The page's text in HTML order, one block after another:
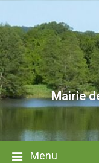
content
main
navigation
footer
Mairie
Menu